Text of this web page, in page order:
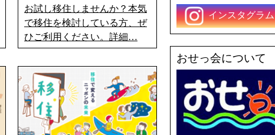
お試し移住しませんか？本気
で移住を検討している方、ぜ
ひご利用ください。詳細…
インスタグラム
おせっ会について